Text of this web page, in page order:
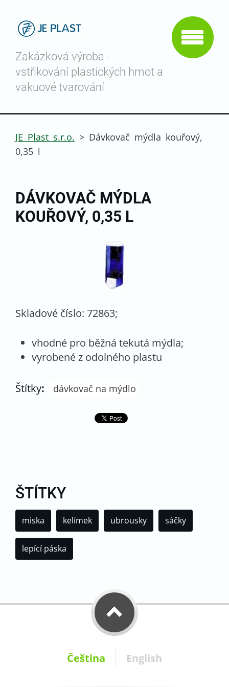
Zakázková výroba -
vstřikování plastických hmot a
vakuové tvarování
JE Plast s.r.o. > Dávkovač mýdla kouřový,
0,35 l
DÁVKOVAČ MÝDLA
KOUŘOVÝ, 0,35 L
Skladové číslo: 72863;
vhodné pro běžná tekutá mýdla;
vyrobené z odolného plastu
Štítky: dávkovač na mýdlo
ŠTÍTKY
miska kelímek ubrousky sáčky
lepící páska
Čeština English